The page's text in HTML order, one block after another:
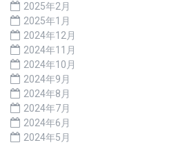
2025年2月
2025年1月
2024年12月
2024年11月
2024年10月
2024年9月
2024年8月
2024年7月
2024年6月
2024年5月